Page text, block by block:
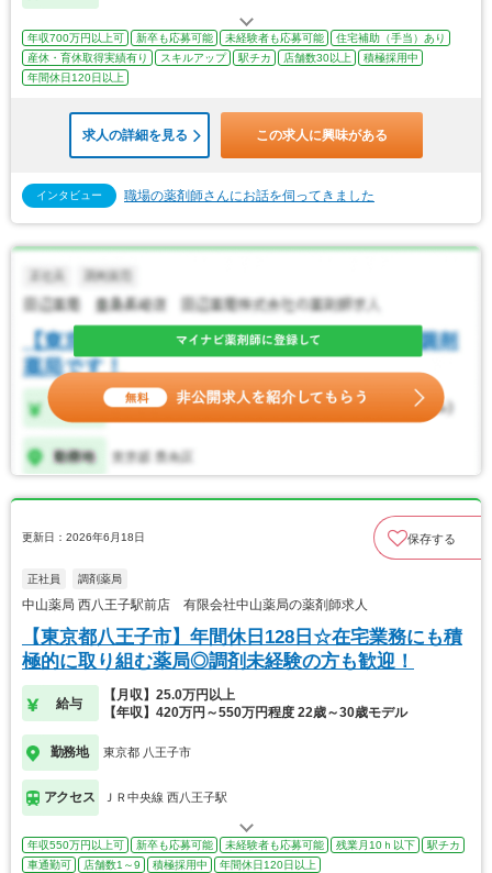
年収700万円以上可 新卒も応募可能 未経験者も応募可能
住宅補助（手当）あり
産休・育休取得実績有り
スキルアップ 駅チカ 店舗数30以上
積極採用中
年間休日120日以上
求人の詳細を見る この求人に興味がある
インタビュー 職場の薬剤師さんにお話を伺ってきました
更新日：2026年6月18日 保存する
正社員 調剤薬局
中山薬局 西八王子駅前店 有限会社中山薬局の薬剤師求人
【東京都八王子市】年間休日128日☆在宅業務にも積
極的に取り組む薬局◎調剤未経験の方も歓迎！
給与
【月収】25.0万円以上
【年収】420万円～550万円程度 22歳～30歳モデル
勤務地 東京都 八王子市
アクセス ＪＲ中央線 西八王子駅
年収550万円以上可 新卒も応募可能 未経験者も応募可能 残業月10ｈ以下
駅チカ
車通勤可
店舗数1～9 積極採用中 年間休日120日以上